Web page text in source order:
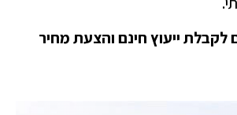
ייעוץ חינם והצעת מחיר